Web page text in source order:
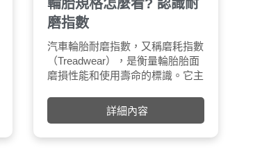
在UC7跟CC7上見到
馬牌 MC7 產品定位MC7的產品定位
高階，僅次於目
頂級操控街胎
輪胎尺寸：(通常用以下格式表
示，以225/50R17為範例)
225表示輪胎的胎寬，以毫米為單
50表示胎側高度與胎寬的比例，以
分比為單位。
輪胎規格怎麼看? 認識耐
磨指數
汽車輪胎耐磨指數，又稱磨耗指數
（Treadwear），是衡量輪胎胎面
磨損性能和使用壽命的標識。它主
比，不同品牌的輪胎是無法進行比
較。
詳細內容